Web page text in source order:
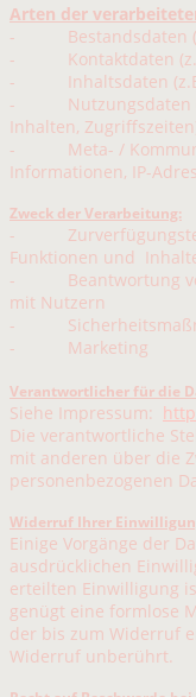
Arten der
- Bestandsdaten
- Kontaktdaten
- Inhaltsdaten (z.B.,
- Nutzungsdaten
Inhalten,
- Meta- /
Informationen, IP-
Zweck der Verarbeitung:
-
Funktionen und
- Beantwortung von
mit Nutzern
-
- Marketing
Verantwortlicher für die
Siehe Impressum:
Die verantwortliche
mit anderen über die
personenbezogenen
Widerruf Ihrer
Einige Vorgänge der
ausdrücklichen
erteilten Einwilligung
genügt eine formlose
der bis zum Widerruf
Widerruf unberührt.